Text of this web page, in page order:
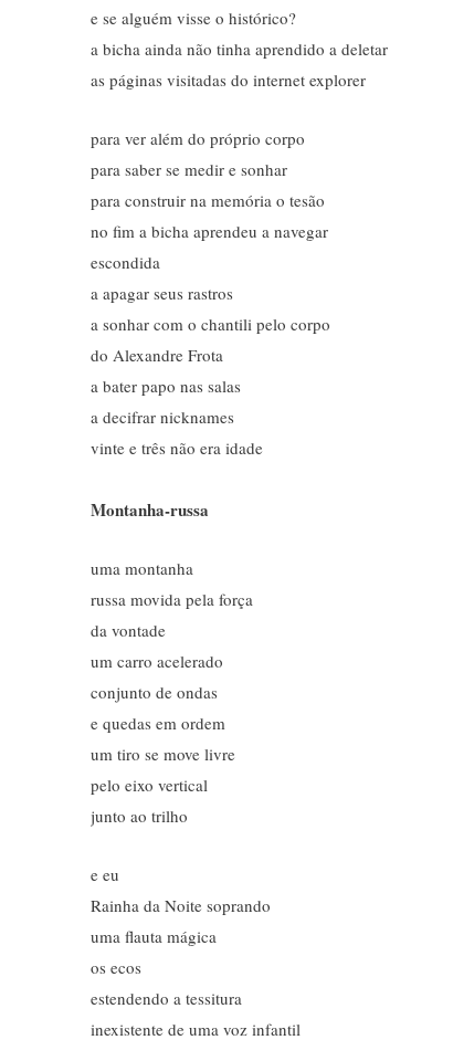
e se alguém visse o histórico?
a bicha ainda não tinha aprendido a deletar
as páginas visitadas do internet explorer
para ver além do próprio corpo
para saber se medir e sonhar
para construir na memória o tesão
no fim a bicha aprendeu a navegar
escondida
a apagar seus rastros
a sonhar com o chantili pelo corpo
do Alexandre Frota
a bater papo nas salas
a decifrar nicknames
vinte e três não era idade
Montanha-russa
uma montanha
russa movida pela força
da vontade
um carro acelerado
conjunto de ondas
e quedas em ordem
um tiro se move livre
pelo eixo vertical
junto ao trilho
e eu
Rainha da Noite soprando
uma flauta mágica
os ecos
estendendo a tessitura
inexistente de uma voz infantil